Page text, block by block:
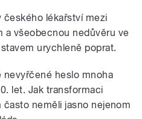
českého lékařství mezi
a všeobecnou nedůvěru ve
urychleně poprat.
heslo mnoha
let. Jak transformaci
neměli jasno nejenom